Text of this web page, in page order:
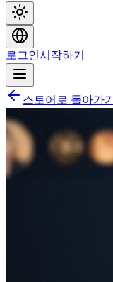
로그인시작하기
스토어로 돌아가기